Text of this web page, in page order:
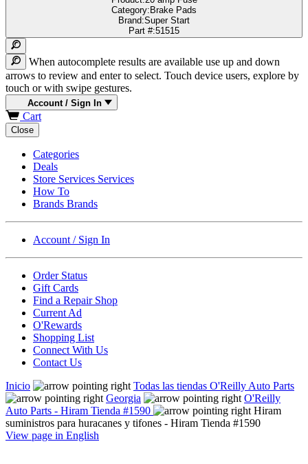
Category: Brake Pads
Brand:Super Start
Part #:51515
When autocomplete results are available use up and down
arrows to review and enter to select. Touch device users, explore by
touch or with swipe gestures.
Account / Sign In
Cart
Close
Categories
Deals
Store Services Services
How To
Brands Brands
Account / Sign In
Order Status
Gift Cards
Find a Repair Shop
Current Ad
O'Rewards
Shopping List
Connect With Us
Contact Us
Inicio
Todas las tiendas O'Reilly Auto Parts
Georgia
O'Reilly
Auto Parts - Hiram Tienda #1590
Hiram
suministros para huracanes y tifones - Hiram Tienda #1590
View page in English